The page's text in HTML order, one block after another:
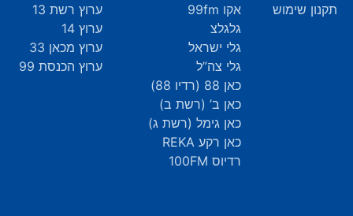
תקנון שימוש
אקו 99fm
גלגלצ
גלי ישראל
גלי צה”ל
כאן 88 (רדיו 88)
כאן ב’ (רשת ב)
כאן גימל (רשת ג)
כאן רקע REKA
רדיוס 100FM
ערוץ רשת 13
ערוץ 14
ערוץ מכאן 33
ערוץ הכנסת 99